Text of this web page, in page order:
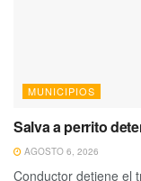
MUNICIPIOS
Salva a perrito
AGOSTO 6, 2026
Conductor detiene el